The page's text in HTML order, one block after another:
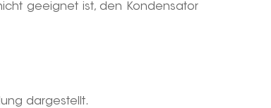
geeignet ist, den Kondensator
dargestellt.